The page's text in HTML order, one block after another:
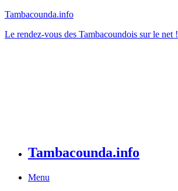
Tambacounda.info
Le rendez-vous des Tambacoundois sur le net !
Tambacounda.info
Menu